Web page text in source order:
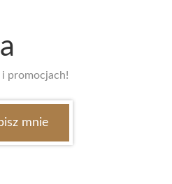
promocjach!